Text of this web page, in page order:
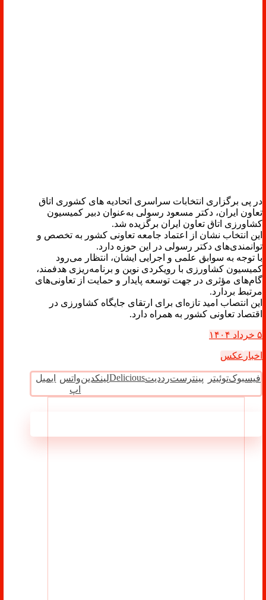
در پی برگزاری انتخابات سراسری اتحادیه های کشوری اتاق
تعاون ایران، دکتر مسعود رسولی به‌عنوان دبیر کمیسیون
کشاورزی اتاق تعاون ایران برگزیده شد.
این انتخاب نشان از اعتماد جامعه تعاونی کشور به تخصص و
توانمندی‌های دکتر رسولی در این حوزه دارد.
با توجه به سوابق علمی و اجرایی ایشان، انتظار می‌رود
کمیسیون کشاورزی با رویکردی نوین و برنامه‌ریزی هدفمند،
گام‌های مؤثری در جهت توسعه پایدار و حمایت از تعاونی‌های
مرتبط بردارد.
این انتصاب امید تازه‌ای برای ارتقای جایگاه کشاورزی در
اقتصاد تعاونی کشور به همراه دارد.
۵ خرداد ۱۴۰۴
اخبار عکس
فیسبوکتوئیتر پینترسترددیتDeliciousلینکدینواتس
اپ
ایمیل